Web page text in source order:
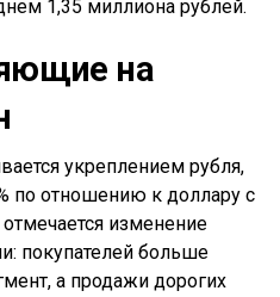
1,35 миллиона рублей.
на
укреплением рубля,
по отношению к доллару с
изменение
покупателей больше
а продажи дорогих